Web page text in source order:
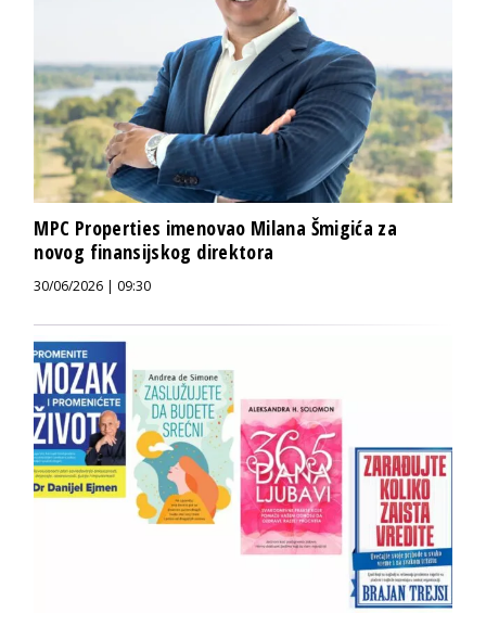
MPC Properties imenovao Milana Šmigića za
novog finansijskog direktora
30/06/2026 | 09:30